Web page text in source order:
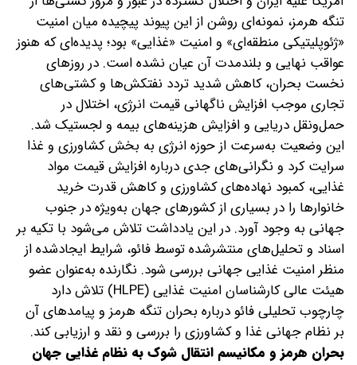
تنگه هرمز، نمونه‌ای روشن از این پیوند پیچیده میان امنیت
«ژئوپلیتیکی منطقه‌ای» و امنیت «غذایی» بود؛ پدیده‌ای که هنوز
عواقب نهایی و بلندمدت آن عیان نشده است. در روزهای
نخست بحران، کاهش شدید تردد نفتکش‌ها و کشتی‌های
تجاری موجب افزایش ناگهانی قیمت انرژی، اختلال در
حمل‌ونقل دریایی و افزایش هزینه‌های بیمه و لجستیک شد.
این وضعیت به‌سرعت از حوزه انرژی به بخش کشاورزی و غذا
سرایت کرد و نگرانی‌های جدی درباره افزایش قیمت مواد
غذایی، کمبود نهاده‌های کشاورزی و کاهش قدرت خرید
خانوارها را در بسیاری از کشورهای جهان به‌ویژه در جنوب
جهانی به وجود آورد. در این یادداشت تلاش می‌شود با تکیه بر
اسناد و تحلیل‌های منتشرشده توسط فائو، شرایط ایجادشده از
منظر امنیت غذایی جهانی بررسی شود. نگارنده به‌عنوان عضو
هیئت عالی کارشناسان امنیت غذایی (HLPE) تلاش دارد
چارچوب تحلیلی فائو درباره بحران تنگه هرمز و پیامدهای آن
بر نظام جهانی غذا و کشاورزی را بررسی و نقد و ارزیابی کند.
بحران هرمز و مکانیسم انتقال شوک به نظام غذایی جهان